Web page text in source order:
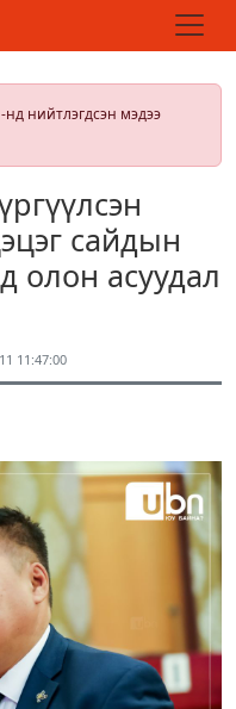
нийтлэгдсэн мэдээ
сайдын
олон асуудал
11:47:00